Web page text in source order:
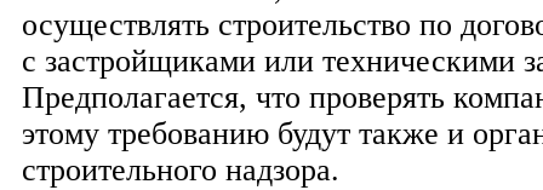
осуществлять строительство по
с застройщиками или техническими
Предполагается, что проверять
этому требованию будут также и
строительного надзора.